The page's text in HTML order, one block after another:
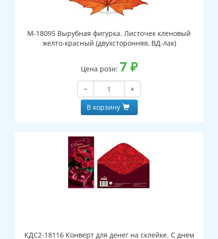
М-18095 Вырубная фигурка. Листочек кленовый
желто-красный (двухсторонняя, ВД-лак)
Цена розн: 7 ₽
−
+
В корзину
КДС2-18116 Конверт для денег на склейке. С днем